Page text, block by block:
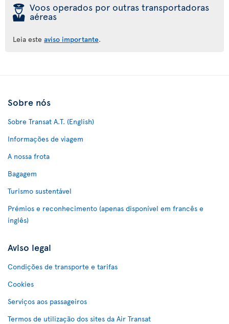
þ Voos operados por outras transportadoras
aéreas
Leia este aviso importante.
Sobre nós
Sobre Transat A.T. (English)
Informações de viagem
A nossa frota
Bagagem
Turismo sustentável
Prémios e reconhecimento (apenas disponível em francês e
inglês)
Aviso legal
Condições de transporte e tarifas
Cookies
Serviços aos passageiros
Termos de utilização dos sites da Air Transat